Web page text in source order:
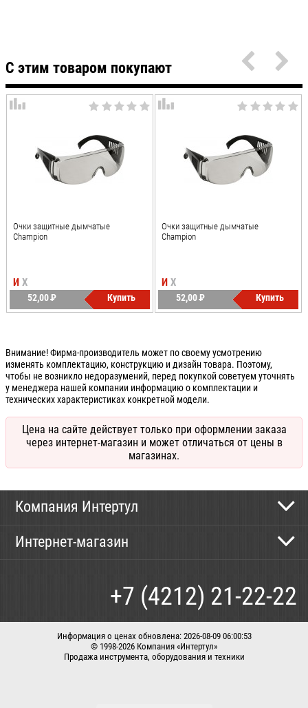
С этим товаром покупают
Очки защитные дымчатые
Champion
И Х
52,00P
УБ.
Купить
Очки защитные дымчатые
Champion
И Х
52,00P
УБ.
Купить
Внимание! Фирма-производитель может по своему усмотрению
изменять комплектацию, конструкцию и дизайн товара. Поэтому,
чтобы не возникло недоразумений, перед покупкой советуем уточнять
у менеджера нашей компании информацию о комплектации и
технических характеристиках конкретной модели.
Цена на сайте действует только при оформлении заказа
через интернет-магазин и может отличаться от цены в
магазинах.
Компания Интертул
Новости
Интернет-магазин
Доставка
+7 (4212) 21-22-22
Информация о ценах обновлена: 2026-08-09 06:00:53
© 1998-2026 Компания «Интертул»
Продажа инструмента, оборудования и техники